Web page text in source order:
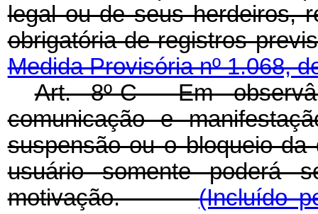
legal ou de seus herdeiros,
obrigatória de registros
Medida Provisória nº 1.068,
Art. 8º-C Em
comunicação e
suspensão ou o bloqueio
usuário somente poderá
motivação.(Incluído